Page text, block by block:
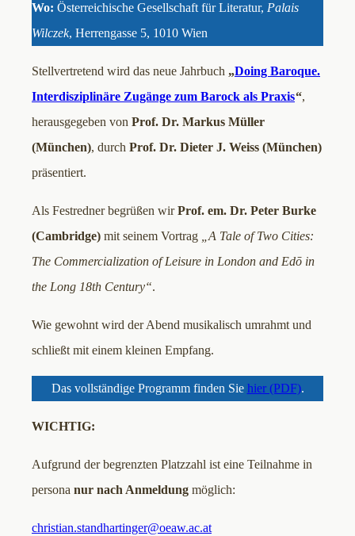
Wo: Österreichische Gesellschaft für Literatur, Palais
Wilczek, Herrengasse 5, 1010 Wien
Stellvertretend wird das neue Jahrbuch „Doing Baroque.
Interdisziplinäre Zugänge zum Barock als Praxis“,
herausgegeben von Prof. Dr. Markus Müller
(München), durch Prof. Dr. Dieter J. Weiss (München)
präsentiert.
Als Festredner begrüßen wirProf. em. Dr. Peter Burke
(Cambridge) mit seinem Vortrag
„A Tale of Two Cities:
The Commercialization of Leisure in London and Edō in
the Long 18th Century“.
Wie gewohnt wird der Abend musikalisch umrahmt und
schließt mit einem kleinen Empfang.
Das vollständige Programm finden Sie hier (PDF).
WICHTIG:
Aufgrund der begrenzten Platzzahl ist eine Teilnahme in
persona nur nach Anmeldung möglich:
christian.standhartinger@oeaw.ac.at